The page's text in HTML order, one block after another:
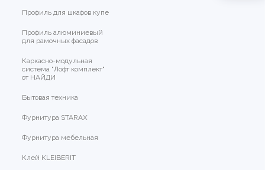
Профиль для шкафов купе
Профиль алюминиевый
для рамочных фасадов
Каркасно-модульная
система "Лофт комплект"
от НАЙДИ
Бытовая техника
Фурнитура STARAX
Фурнитура мебельная
Клей KLEIBERIT